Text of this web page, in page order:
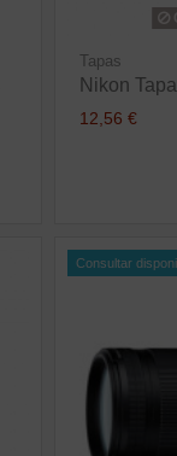
Tapas
Nikon
12,56 €
Consultar